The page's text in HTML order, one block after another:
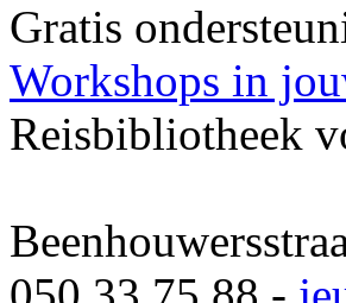
Gratis
Workshops in
Reisbibliotheek